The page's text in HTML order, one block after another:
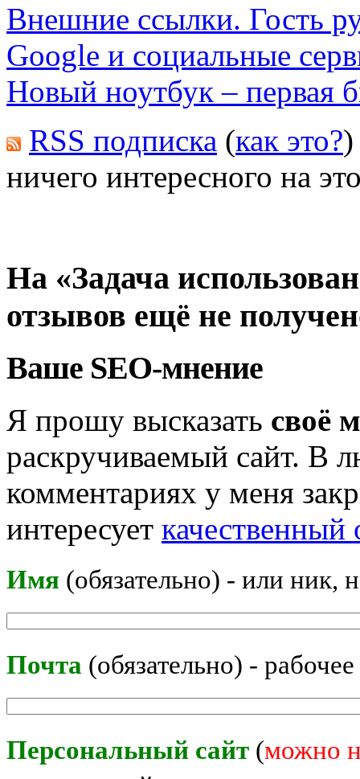
Внешние ссылки. Гость
Google и социальные
Новый ноутбук – первая
RSS подписка (как это?)
ничего интересного на
На «Задача
отзывов ещё не
Ваше SEO-мнение
Я прошу высказать своё
раскручиваемый сайт. В
комментариях у меня
интересует
Имя (обязательно) - или ник,
Почта (обязательно) -
Персональный сайт (можно